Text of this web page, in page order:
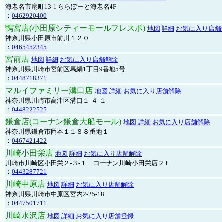
海老名市扇町13-1 ららぽーと海老名4F
： 0462920400
鴨宮店(小田原シティーモールフレスポ) 地図 詳細 お気に入り店
神奈川県小田原市前川１２０
： 0465452345
宮前店 地図 詳細 お気に入り店舗解除
神奈川県川崎市宮前区馬絹1丁目9番地5号
： 0448718371
マルイファミリー溝口店 地図 詳細 お気に入り店舗解除
神奈川県川崎市高津区溝口１-４-１
： 0448222525
鎌倉店(コーナン鎌倉大船モール) 地図 詳細 お気に入り店舗解除
神奈川県鎌倉市岡本１１８８番地１
： 0467421422
川崎小田栄店 地図 詳細 お気に入り店舗解除
川崎市川崎区小田栄２‐３‐１ コーナン川崎小田栄店２Ｆ
： 0443287721
川崎中原店 地図 詳細 お気に入り店舗解除
神奈川県川崎市中原区宮内2-25-18
： 0447501711
川崎水沢店 地図 詳細 お気に入り店舗登録